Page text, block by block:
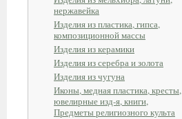
нержавейка
Изделия из пластика, гипса,
композиционной массы
Изделия из керамики
Изделия из серебра и золота
Изделия из чугуна
Иконы, медная пластика, кресты,
ювелирные изд-я, книги,
Предметы религиозного культа